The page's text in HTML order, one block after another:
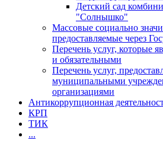
Детский сад
"Солнышко"
Массовые социально
предоставляемые через
Перечень услуг, которые
и обязательными
Перечень услуг,
муниципальными
организациями
Антикоррупционная
КРП
ТИК
...